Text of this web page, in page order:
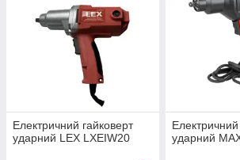
Електричний гайковерт
ударний LEX LXEIW20
Електричний
ударний